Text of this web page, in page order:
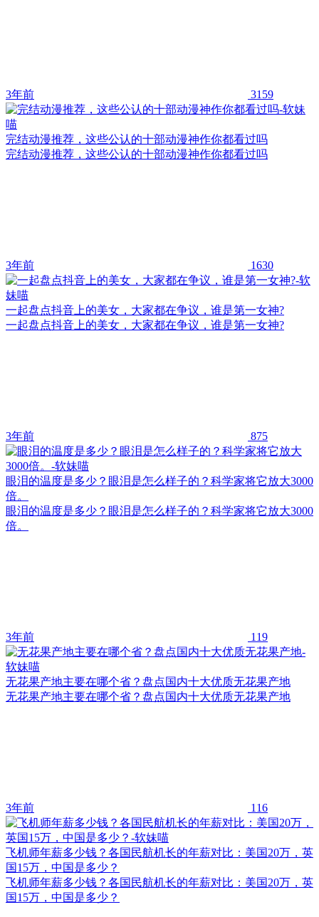
3年前 3159
完结动漫推荐，这些公认的十部动漫神作你都看过吗
完结动漫推荐，这些公认的十部动漫神作你都看过吗
3年前 1630
一起盘点抖音上的美女，大家都在争议，谁是第一女神?
一起盘点抖音上的美女，大家都在争议，谁是第一女神?
3年前 875
眼泪的温度是多少？眼泪是怎么样子的？科学家将它放大3000
倍。
眼泪的温度是多少？眼泪是怎么样子的？科学家将它放大3000
倍。
3年前 119
无花果产地主要在哪个省？盘点国内十大优质无花果产地
无花果产地主要在哪个省？盘点国内十大优质无花果产地
3年前 116
飞机师年薪多少钱？各国民航机长的年薪对比：美国20万，英
国15万，中国是多少？
飞机师年薪多少钱？各国民航机长的年薪对比：美国20万，英
国15万，中国是多少？